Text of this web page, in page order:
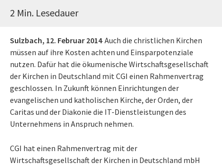
2 Min. Lesedauer
Sulzbach, 12. Februar 2014 Auch die christlichen Kirchen
müssen auf ihre Kosten achten und Einsparpotenziale
nutzen. Dafür hat die ökumenische Wirtschaftsgesellschaft
der Kirchen in Deutschland mit CGI einen Rahmenvertrag
geschlossen. In Zukunft können Einrichtungen der
evangelischen und katholischen Kirche, der Orden, der
Caritas und der Diakonie die IT-Dienstleistungen des
Unternehmens in Anspruch nehmen.
CGI hat einen Rahmenvertrag mit der
Wirtschaftsgesellschaft der Kirchen in Deutschland mbH